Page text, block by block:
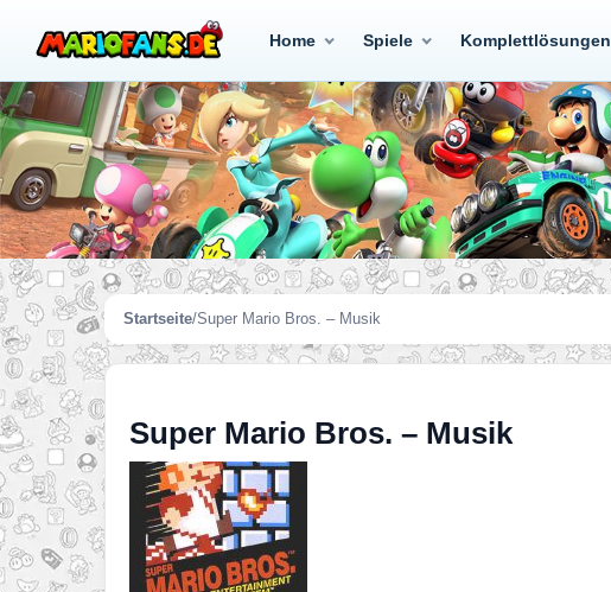
Home Spiele Komplettlösungen
Startseite/Super Mario Bros. – Musik
Super Mario Bros. – Musik